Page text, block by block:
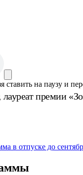
ставить на паузу и
лауреат премии
в отпуске до